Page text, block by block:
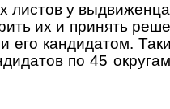
листов у
их и принять
его кандидатом.
по 45